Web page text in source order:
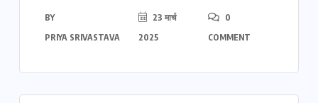
BY
PRIYA SRIVASTAVA
23 मार्च
2025
0
COMMENT